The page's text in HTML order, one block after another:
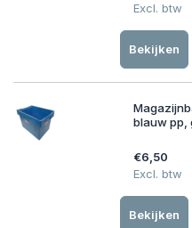
Excl. btw
Bekijken
blauw pp,
€6,50
Excl. btw
Bekijken